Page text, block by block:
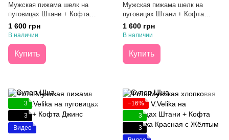
Мужская пижама шелк на
пуговицах Штани + Кофта
Чёрная S
1 600 грн
В наличии
Купить
Мужская пижама шелк на
пуговицах Штани + Кофта
Графит S
1 600 грн
В наличии
Купить
3
3
Видео
−16%
3
3